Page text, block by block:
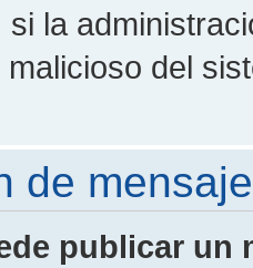
la
del
de
publicar un